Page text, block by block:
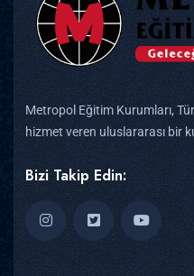
Metropol Eğitim Kurumları,
hizmet veren uluslararası bir
Bizi Takip Edin: